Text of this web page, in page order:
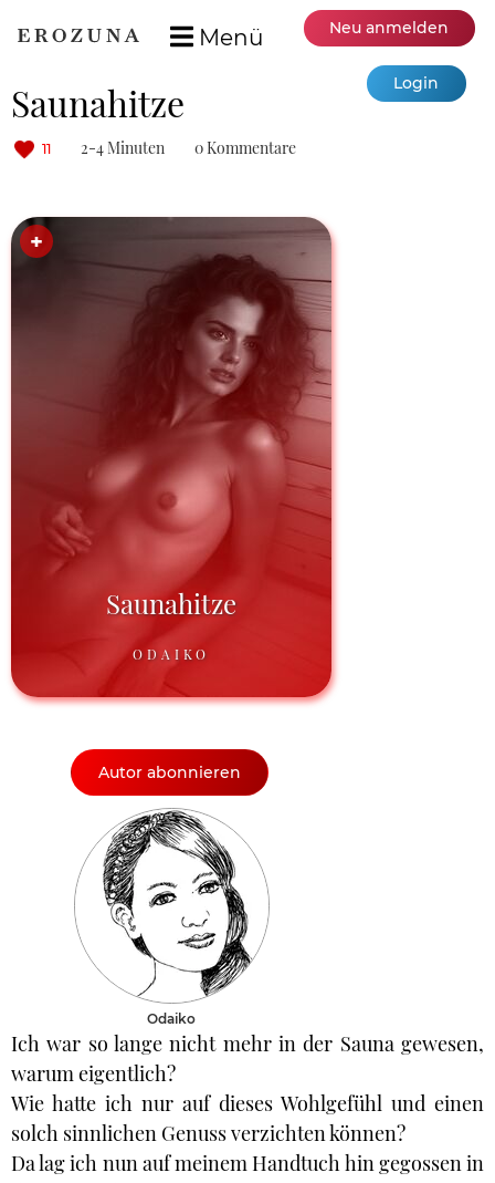
Menü Neu anmelden
Login
Saunahitze
11 2-4 Minuten 0 Kommentare
Saunahitze
ODAIKO
Autor abonnieren
Odaiko
Ich war so lange nicht mehr in der Sauna gewesen,
warum eigentlich?
Wie hatte ich nur auf dieses Wohlgefühl und einen
solch sinnlichen Genuss verzichten können?
Da lag ich nun auf meinem Handtuch hin gegossen in